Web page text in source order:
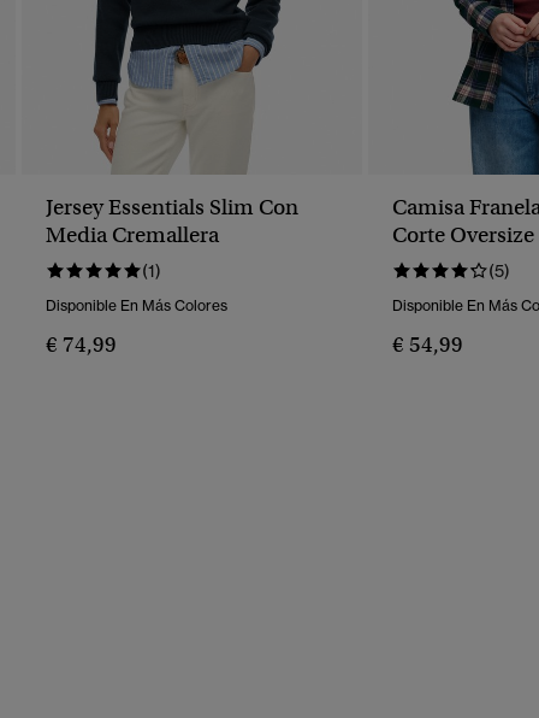
Jersey Essentials Slim Con
Media Cremallera
(1)
Disponible En Más Colores
€ 74,99
Camisa
Corte Oversize
(5)
Disponible En Más
€ 54,99